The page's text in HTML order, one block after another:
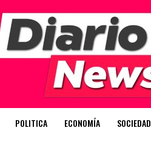
POLITICA ECONOMÍA SOCIEDAD